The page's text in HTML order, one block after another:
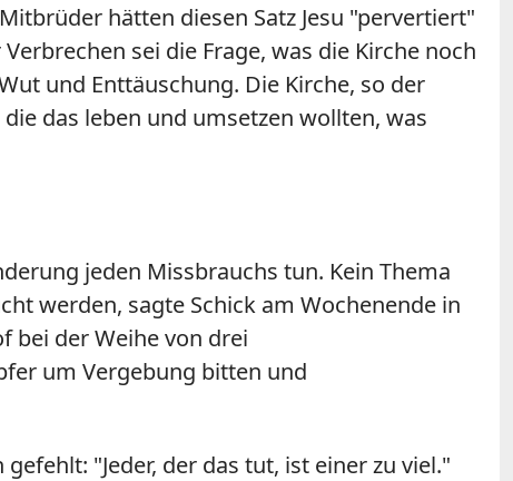
hätten diesen Satz Jesu "pervertiert"
sei die Frage, was die Kirche noch
und Enttäuschung. Die Kirche, so der
das leben und umsetzen wollten, was
jeden Missbrauchs tun. Kein Thema
werden, sagte Schick am Wochenende in
bei der Weihe von drei
um Vergebung bitten und
"Jeder, der das tut, ist einer zu viel."